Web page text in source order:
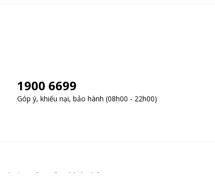
1900 6699
Góp ý, khiếu nại, bảo hành (08h00 - 22h00)